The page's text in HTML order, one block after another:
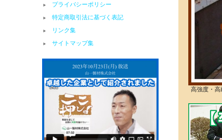
高強度・
プライバシーポリシー
特定商取引法に基づく表記
リンク集
サイトマップ集